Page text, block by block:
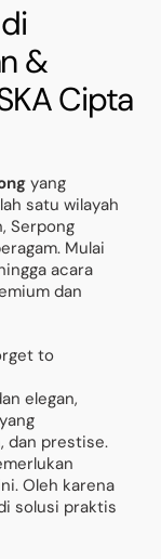
&
Cipta
yang
satu wilayah
Serpong
Mulai
acara
dan
to
elegan,
dan prestise.
Oleh karena
solusi praktis